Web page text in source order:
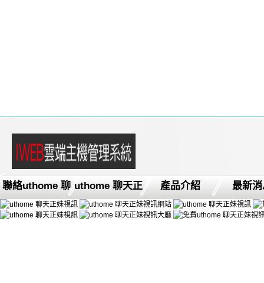
聯絡uthome 聊 uthome 聊天正 產品介紹 最新